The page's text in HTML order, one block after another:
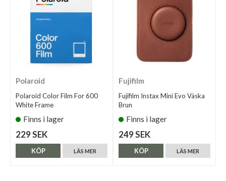
Polaroid
Polaroid Color Film For 600
White Frame
Finns i lager
229 SEK
LÄS MER
KÖP
Fujifilm
Fujifilm Instax Mini Evo Väska
Brun
Finns i lager
249 SEK
LÄS MER
KÖP